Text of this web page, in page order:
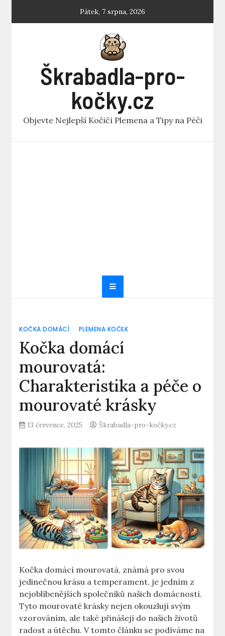
Pátek, 7 srpna, 2026
Škrabadla-pro-
kočky.cz
Objevte Nejlepší Kočičí Plemena a Tipy na Péči
KOČKA DOMÁCÍ PLEMENA KOČEK
Kočka domácí
mourovatá:
Charakteristika a péče o
mourovaté krásky
13 července, 2025 Škrabadla-pro-kočky.cz
Kočka domácí mourovatá, známá pro svou
jedinečnou krásu a temperament, je jedním z
nejoblíbenějších společníků našich domácností.
Tyto mourovaté krásky nejen okouzlují svým
vzorováním, ale také přinášejí do našich životů
radost a útěchu. V tomto článku se podíváme na